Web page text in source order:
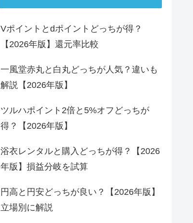
Vポイントとdポイントどっちが得？
【2026年版】還元率比較
一風堂赤丸と白丸どっちが人気？違いも
解説【2026年版】
ツルハポイント2倍と5%オフどっちが
得？【2026年版】
浴衣レンタルと購入どっちが得？【2026
年版】損益分岐を試算
円高と円安どっちが良い？【2026年版】
立場別に解説